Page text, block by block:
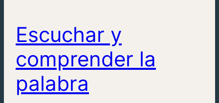
Escuchar y
comprender la
palabra